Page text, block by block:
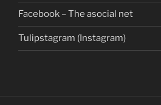
Facebook – The asocial net
Tulipstagram (Instagram)